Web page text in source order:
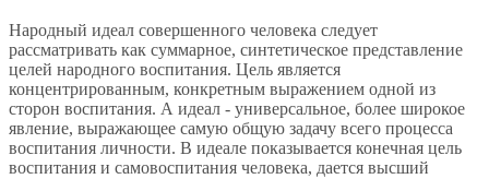
Народный идеал совершенного человека следует
рассматривать как суммарное, синтетическое представление
целей народного воспитания. Цель является
концентрированным, конкретным выражением одной из
сторон воспитания. А идеал - универсальное, более широкое
явление, выражающее самую общую задачу всего процесса
воспитания личности. В идеале показывается конечная цель
воспитания и самовоспитания человека, дается высший